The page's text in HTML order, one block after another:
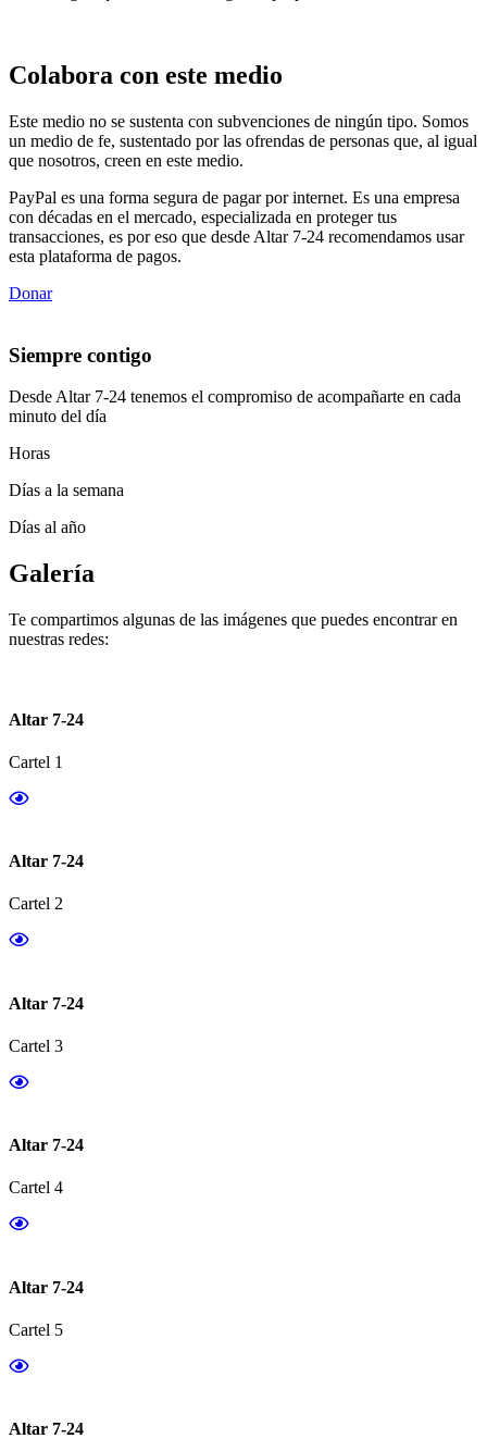
Colabora con este medio
Este medio no se sustenta con subvenciones de ningún tipo. Somos
un medio de fe, sustentado por las ofrendas de personas que, al igual
que nosotros, creen en este medio.
PayPal es una forma segura de pagar por internet. Es una empresa
con décadas en el mercado, especializada en proteger tus
transacciones, es por eso que desde Altar 7-24 recomendamos usar
esta plataforma de pagos.
Donar
Siempre contigo
Desde Altar 7-24 tenemos el compromiso de acompañarte en cada
minuto del día
Horas
Días a la semana
Días al año
Galería
Te compartimos algunas de las imágenes que puedes encontrar en
nuestras redes:
Altar 7-24
Cartel 1
Altar 7-24
Cartel 2
Altar 7-24
Cartel 3
Altar 7-24
Cartel 4
Altar 7-24
Cartel 5
Altar 7-24